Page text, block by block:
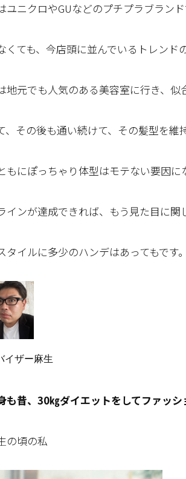
ユニクロやGUなどのプチプラブラン
くても、今店頭に並んでいるトレンド
地元でも人気のある美容室に行き、似
、その後も通い続けて、その髪型を維
もにぽっちゃり体型はモテない要因に
インが達成できれば、もう見た目に関
タイルに多少のハンデはあってもです。
イザー麻生
も昔、30㎏ダイエットをしてファッシ
の頃の私